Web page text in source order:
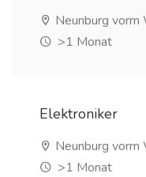
Neunburg vorm
>1 Monat
Elektroniker
Neunburg vorm
>1 Monat